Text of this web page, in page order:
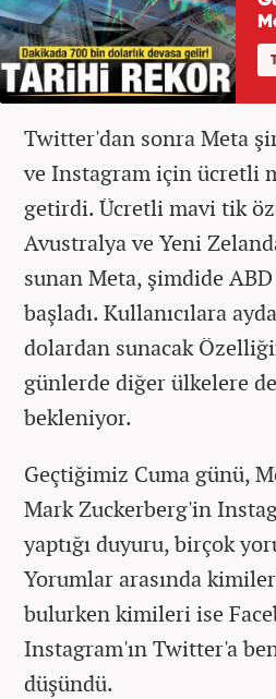
Twitter'dan sonra Meta
ve Instagram için ücretli
getirdi. Ücretli mavi tik
Avustralya ve Yeni
sunan Meta, şimdide
başladı. Kullanıcılara
dolardan sunacak
günlerde diğer ülkelere
bekleniyor.
Geçtiğimiz Cuma günü,
Mark Zuckerberg'in
yaptığı duyuru, birçok
Yorumlar arasında
bulurken kimileri ise
Instagram'ın Twitter'a
düşündü.